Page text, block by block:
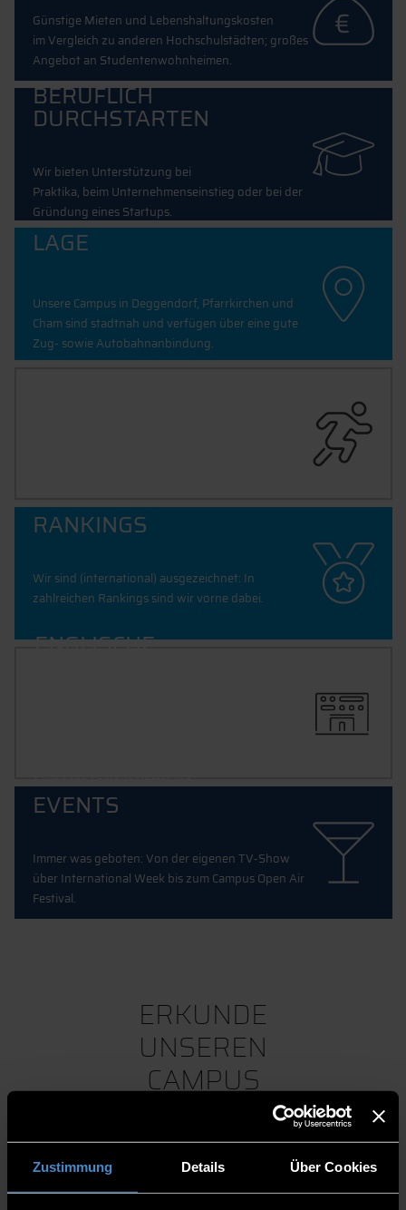
Zustimmung Details Über Cookies
Günstige Mieten und Lebenshaltungskosten
im Vergleich zu anderen Hochschulstädten; großes
Angebot an Studentenwohnheimen.
BERUFLICH
DURCHSTARTEN
Wir bieten Unterstützung bei
Praktika, beim Unternehmenseinstieg oder bei der
Gründung eines Startups.
LAGE
Unsere Campus in Deggendorf, Pfarrkirchen und
Cham sind stadtnah und verfügen über eine gute
Zug- sowie Autobahnanbindung.
RANKINGS
Wir sind (international) ausgezeichnet: In
zahlreichen Rankings sind wir vorne dabei.
ENGLISCHE
EVENTS
Immer was geboten: Von der eigenen TV-Show
über International Week bis zum Campus Open Air
Festival.
ERKUNDE
UNSEREN
CAMPUS